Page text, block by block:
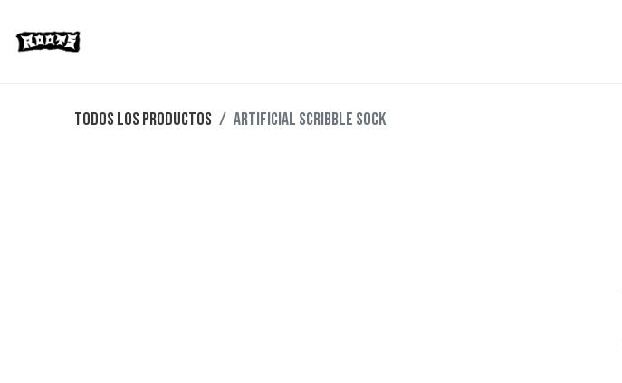
Todos los productos Artificial Scribble Sock